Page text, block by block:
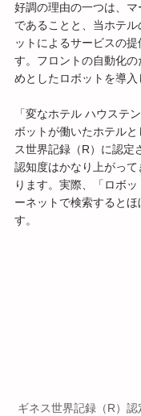
好調の理由の一つは、
であることと、当ホテ
ットによるサービスの
す。フロントの自動化
めとしたロボットを導入
「変なホテル ハウステ
ボットが働いたホテル
ス世界記録（R）に認定
認知度はかなり上がっ
ります。実際、「ロボ
ーネットで検索すると
す。
ギネス世界記録（R）